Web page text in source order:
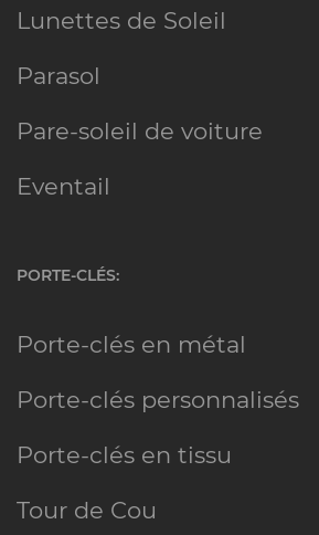
Lunettes de Soleil
Parasol
Pare-soleil de voiture
Eventail
PORTE-CLÉS:
Porte-clés en métal
Porte-clés personnalisés
Porte-clés en tissu
Tour de Cou